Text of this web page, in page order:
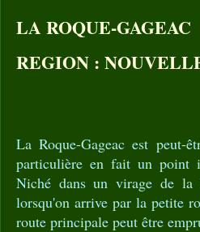
LA ROQUE-
REGION :
La Roque-Gageac est peut-
particulière en fait un point
Niché dans un virage de la
lorsqu'on arrive par la petite
route principale peut être